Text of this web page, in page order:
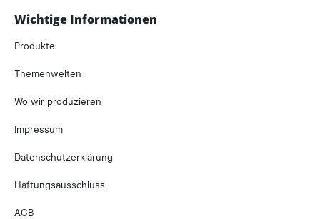
Wichtige Informationen
Produkte
Themenwelten
Wo wir produzieren
Impressum
Datenschutzerklärung
Haftungsausschluss
AGB